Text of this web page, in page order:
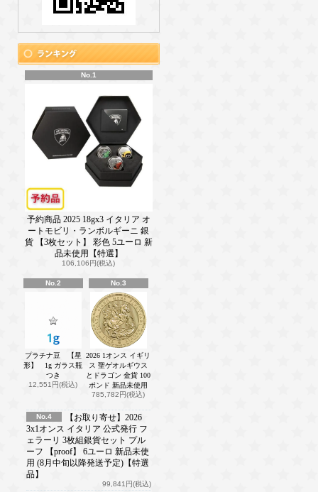
No.1
予約商品 2025 18gx3 イタリア オ
ートモビリ・ランボルギーニ 銀
貨 【3枚セット】 彩色 5ユーロ 新
品未使用【特選】
106,106円(税込)
No.2
プラチナ豆 【星
形】 1g ガラス瓶
つき
12,551円(税込)
No.3
2026 1オンス イギリ
ス 聖ゲオルギウス
とドラゴン 金貨 100
ポンド 新品未使用
785,782円(税込)
No.4
【お取り寄せ】2026
3x1オンス イタリア 公式発行 フ
ェラーリ 3枚組銀貨セット プル
ーフ 【proof】 6ユーロ 新品未使
用 (8月中旬以降発送予定)【特選
品】
99,841円(税込)